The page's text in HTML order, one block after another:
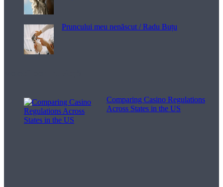
Pruncului meu nenăscut / Radu Buțu
Comparing Casino Regulations
Across States in the US